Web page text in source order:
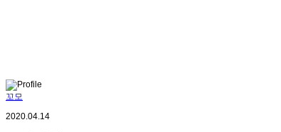
꼬모
2020.04.14